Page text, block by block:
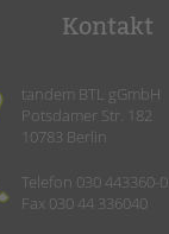
Kontakt
tandem BTL gGmbH
Potsdamer Str. 182
10783 Berlin
Telefon 030 443360-0
Fax 030 44 336040